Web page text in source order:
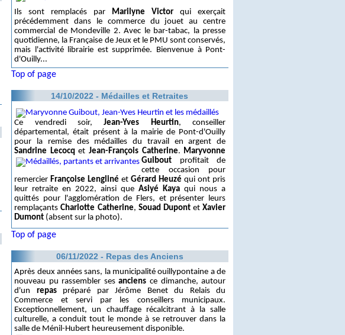
Ils sont remplacés par Marilyne Victor qui exerçait
précédemment dans le commerce du jouet au centre
commercial de Mondeville 2. Avec le bar-tabac, la presse
quotidienne, la Française de Jeux et le PMU sont conservés,
mais l'activité librairie est supprimée. Bienvenue à Pont-
d'Ouilly...
Top of page
14/10/2022 - Médailles et Retraites
Ce vendredi soir,Jean-Yves Heurtin, conseiller
départemental, était présent à la mairie de Pont-d'Ouilly
pour la remise des médailles du travail en argent de
Sandrine Lecocqet Jean-François Catherine. Maryvonne
Guiboutprofitait de
cette occasion pour
remercier Françoise Lengliné etGérard Heuzé qui ont pris
leur retraite en 2022, ainsi queAsiyé Kaya qui nous a
quittés pour l'agglomération de Flers, et présenter leurs
remplaçantsCharlotte Catherine, Souad DupontetXavier
Dumont (absent sur la photo).
Top of page
06/11/2022 - Repas des Anciens
Après deux années sans, la municipalité ouillypontaine a de
nouveau pu rassembler sesanciens ce dimanche, autour
d'un repaspréparé par Jérôme Benet du Relais du
Commerce et servi par les conseillers municipaux.
Exceptionnellement, un chauffage récalcitrant à la salle
culturelle, a conduit tout le monde à se retrouver dans la
salle de Ménil-Hubert heureusement disponible.